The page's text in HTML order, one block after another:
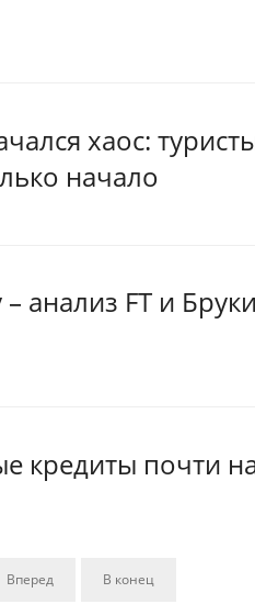
хаос:
начало
FT и
кредиты почти
Вперед В конец